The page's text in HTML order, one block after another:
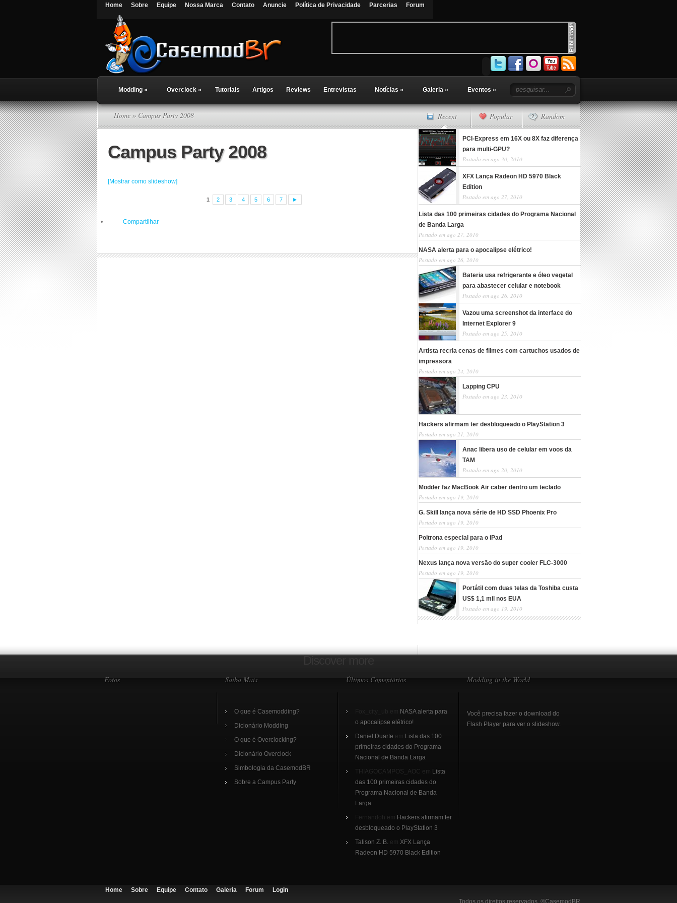
Home Sobre Equipe Nossa Marca Contato Anuncie Política de Privacidade Parcerias Forum
Modding » Overclock » Tutoriais Artigos Reviews Entrevistas Notícias » Galeria » Eventos »
Home » Campus Party 2008
Campus Party 2008
[Mostrar como slideshow]
1 2 3 4 5 6 7 ►
Compartilhar
Recent Popular Random
PCI-Express em 16X ou 8X faz diferença
para multi-GPU?
Postado em ago 30, 2010
XFX Lança Radeon HD 5970 Black
Edition
Postado em ago 27, 2010
Lista das 100 primeiras cidades do Programa Nacional
de Banda Larga
Postado em ago 27, 2010
NASA alerta para o apocalipse elétrico!
Postado em ago 26, 2010
Bateria usa refrigerante e óleo vegetal
para abastecer celular e notebook
Postado em ago 26, 2010
Vazou uma screenshot da interface do
Internet Explorer 9
Postado em ago 25, 2010
Artista recria cenas de filmes com cartuchos usados de
impressora
Postado em ago 24, 2010
Lapping CPU
Postado em ago 23, 2010
Hackers afirmam ter desbloqueado o PlayStation 3
Postado em ago 21, 2010
Anac libera uso de celular em voos da
TAM
Postado em ago 20, 2010
Modder faz MacBook Air caber dentro um teclado
Postado em ago 19, 2010
G. Skill lança nova série de HD SSD Phoenix Pro
Postado em ago 19, 2010
Poltrona especial para o iPad
Postado em ago 19, 2010
Nexus lança nova versão do super cooler FLC-3000
Postado em ago 19, 2010
Portátil com duas telas da Toshiba custa
US$ 1,1 mil nos EUA
Postado em ago 19, 2010
Fotos Saiba Mais
O que é Casemodding?
Dicionário Modding
O que é Overclocking?
Dicionário Overclock
Simbologia da CasemodBR
Sobre a Campus Party
Últimos Comentários
NASA alerta para
o apocalipse elétrico!
Daniel Duarte
Lista das 100
primeiras cidades do Programa
Nacional de Banda Larga
THIAGOCAMPOS_AOC em Lista
das 100 primeiras cidades do
Programa Nacional de Banda
Larga
Fernandoh em Hackers afirmam ter
desbloqueado o PlayStation 3
Talison Z. B. em XFX Lança
Radeon HD 5970 Black Edition
Modding in the World
Você precisa fazer o download do
Flash Player para ver o slideshow.
Home Sobre Equipe Contato Galeria Forum
Login
Todos os direitos reservados. ®CasemodBR